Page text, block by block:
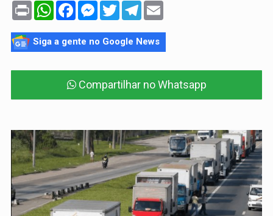
Print WhatsAppFacebookMessenger
TwitterTelegram
Siga a gente no Google News
Compartilhar no Whatsapp